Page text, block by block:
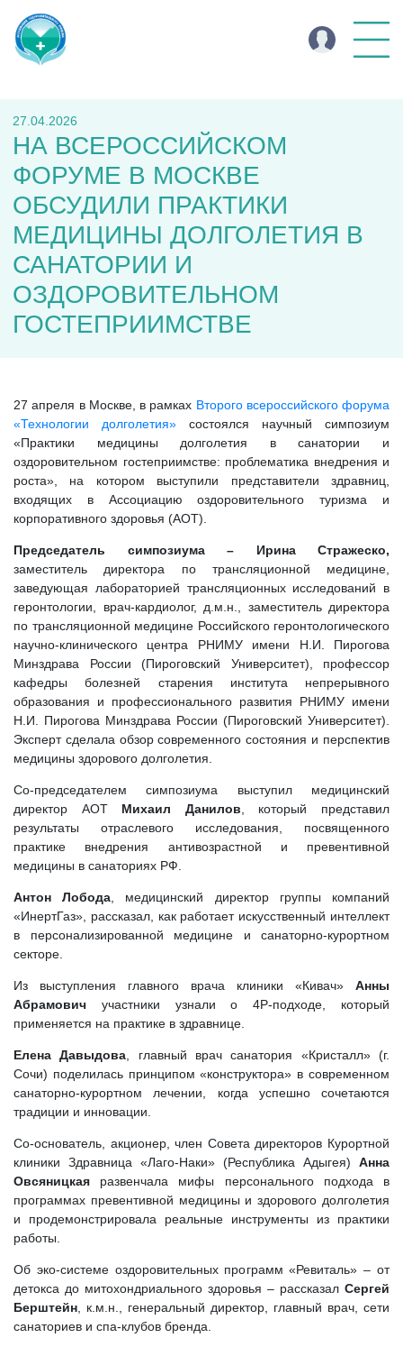
27.04.2026
НА ВСЕРОССИЙСКОМ
ФОРУМЕ В МОСКВЕ
ОБСУДИЛИ ПРАКТИКИ
МЕДИЦИНЫ ДОЛГОЛЕТИЯ В
САНАТОРИИ И
ОЗДОРОВИТЕЛЬНОМ
ГОСТЕПРИИМСТВЕ
27 апреля в Москве, в рамках Второго всероссийского форума
«Технологии долголетия» состоялся научный симпозиум
«Практики медицины долголетия в санатории и
оздоровительном гостеприимстве: проблематика внедрения и
роста», на котором выступили представители здравниц,
входящих в Ассоциацию оздоровительного туризма и
корпоративного здоровья (АОТ).
Председатель симпозиума – Ирина Стражеско,
заместитель директора по трансляционной медицине,
заведующая лабораторией трансляционных исследований в
геронтологии, врач-кардиолог, д.м.н., заместитель директора
по трансляционной медицине Российского геронтологического
научно-клинического центра РНИМУ имени Н.И. Пирогова
Минздрава России (Пироговский Университет), профессор
кафедры болезней старения института непрерывного
образования и профессионального развития РНИМУ имени
Н.И. Пирогова Минздрава России (Пироговский Университет).
Эксперт сделала обзор современного состояния и перспектив
медицины здорового долголетия.
Со-председателем симпозиума выступил медицинский
директор АОТ Михаил Данилов , который представил
результаты отраслевого исследования, посвященного
практике внедрения антивозрастной и превентивной
медицины в санаториях РФ.
Антон Лобода , медицинский директор группы компаний
«ИнертГаз», рассказал, как работает искусственный интеллект
в персонализированной медицине и санаторно-курортном
секторе.
Из выступления главного врача клиники «Кивач» Анны
Абрамович участники узнали о 4P-подходе, который
применяется на практике в здравнице.
Елена Давыдова , главный врач санатория «Кристалл» (г.
Сочи) поделилась принципом «конструктора» в современном
санаторно-курортном лечении, когда успешно сочетаются
традиции и инновации.
Со-основатель, акционер, член Совета директоров Курортной
клиники Здравница «Лаго-Наки» (Республика Адыгея) Анна
Овсяницкая развенчала мифы персонального подхода в
программах превентивной медицины и здорового долголетия
и продемонстрировала реальные инструменты из практики
работы.
Об эко-системе оздоровительных программ «Ревиталь» – от
детокса до митохондриального здоровья – рассказал Сергей
Берштейн , к.м.н., генеральный директор, главный врач, сети
санаториев и спа-клубов бренда.